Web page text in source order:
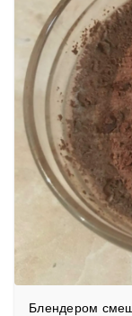
Блендером